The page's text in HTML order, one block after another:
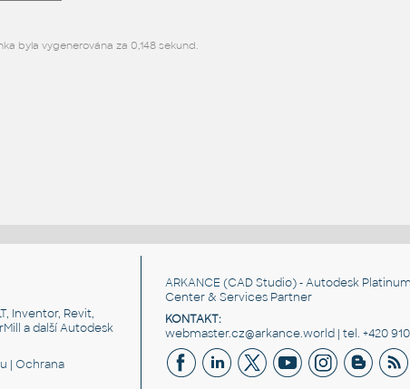
byla vygenerována za 0,148 sekund.
Inventor, Revit,
a další Autodesk
|Ochrana
ARKANCE (CAD Studio) - Autodesk
Center & Services Partner
KONTAKT:
webmaster.cz@arkance.world | tel. +420 910